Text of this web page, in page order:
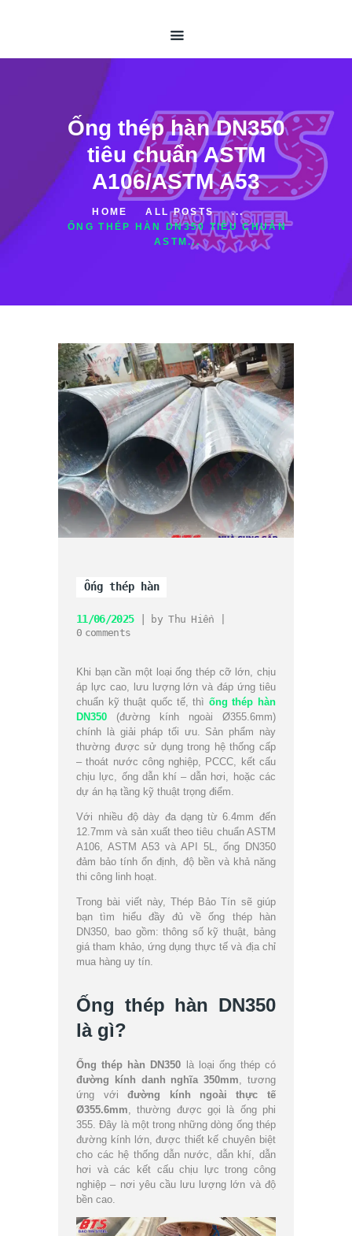
Ống thép hàn DN350
tiêu chuẩn ASTM
A106/ASTM A53
HOME ALL POSTS
...
ỐNG THÉP HÀN DN350 TIÊU CHUẨN
ASTM...
ỐNG THÉP HÀN
ỐNG THÉP ĐÚC
THÉP HỘP
TIN TỨC
LIÊN HỆ
Ống thép hàn
11/06/2025 byThu Hiền
0 comments
Khi bạn cần một loại ống thép cỡ lớn, chịu
áp lực cao, lưu lượng lớn và đáp ứng tiêu
chuẩn kỹ thuật quốc tế, thì ống thép hàn
DN350 (đường kính ngoài Ø355.6mm)
chính là giải pháp tối ưu. Sản phẩm này
thường được sử dụng trong hệ thống cấp
– thoát nước công nghiệp, PCCC, kết cấu
chịu lực, ống dẫn khí – dẫn hơi, hoặc các
dự án hạ tầng kỹ thuật trọng điểm.
Với nhiều độ dày đa dạng từ 6.4mm đến
12.7mm và sản xuất theo tiêu chuẩn ASTM
A106, ASTM A53 và API 5L, ống DN350
đảm bảo tính ổn định, độ bền và khả năng
thi công linh hoạt.
Trong bài viết này, Thép Bảo Tín sẽ giúp
bạn tìm hiểu đầy đủ về ống thép hàn
DN350, bao gồm: thông số kỹ thuật, bảng
giá tham khảo, ứng dụng thực tế và địa chỉ
mua hàng uy tín.
Ống thép hàn DN350
là gì?
Ống thép hàn DN350 là loại ống thép có
đường kính danh nghĩa 350mm, tương
ứng vớiđường kính ngoài thực tế
Ø355.6mm, thường được gọi là ống phi
355. Đây là một trong những dòng ống thép
đường kính lớn, được thiết kế chuyên biệt
cho các hệ thống dẫn nước, dẫn khí, dẫn
hơi và các kết cấu chịu lực trong công
nghiệp – nơi yêu cầu lưu lượng lớn và độ
bền cao.